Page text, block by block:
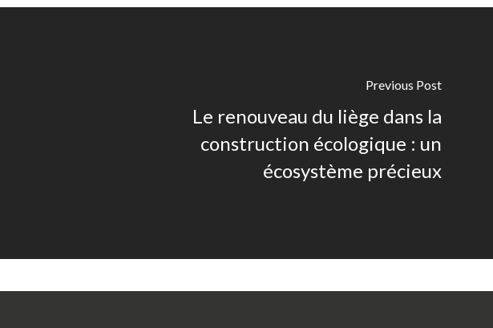
Previous Post
Le renouveau du liège dans la
construction écologique : un
écosystème précieux